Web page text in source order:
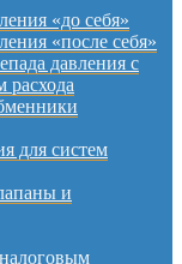
«до себя»
«после себя»
давления с
расхода
для систем
и